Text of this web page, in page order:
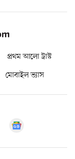
প্রথম আলো ট্রাস্ট
মোবাইল ভ্যাস